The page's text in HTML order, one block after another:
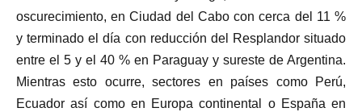
oscurecimiento, en Ciudad del Cabo con cerca del 11 %
y terminado el día con reducción del Resplandor situado
entre el 5 y el 40 % en Paraguay y sureste de Argentina.
Mientras esto ocurre, sectores en países como Perú,
Ecuador así como en Europa continental o España en